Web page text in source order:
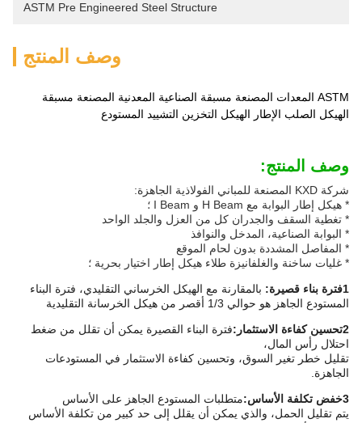
ASTM Pre Engineered Steel Structure
وصف المنتج
ASTM المعدات المصنعة مسبقة الصناعية المعدنية المصنعة مسبقة
الهيكل الصلب الإطار الهيكل التخزين التشييد المستودع
وصف المنتج:
شركة KXD المصنعة للمباني الفولاذية الجاهزة:
* هيكل إطار البوابة مع H Beam و I Beam ؛
* تغطية السقف والجدران كل من العزل والجلد الواحد
* البوابة الصناعية، المدخل والنوافذ
* المفاصل المشددة بدون لحام الموقع
* غليات ساخنة والغلفانيزة طلاء هيكل إطار اختيار بحرية ؛
1فترة بناء قصيرة:
بالمقارنة مع الهيكل الخرساني التقليدي، فترة البناء
المستودع الجاهز هو حوالي 1/3 أقصر من هيكل الخرسانة التقليدية
2تحسين كفاءة الاستثمار:
فترة البناء القصيرة يمكن أن تقلل من ضغط
احتلال رأس المال،
تقليل خطر تغير السوق، وتحسين كفاءة الاستثمار في المستودعات
الجاهزة.
3خفض تكلفة الأساس:
متطلبات المستودع الجاهز على الأساس
يتم تقليل الحمل، والذي يمكن أن يقلل إلى حد كبير من تكلفة الأساس